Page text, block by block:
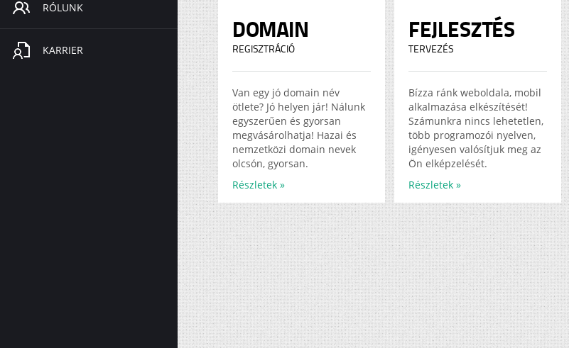
RÓLUNK
KARRIER
DOMAIN
REGISZTRÁCIÓ
Van egy jó domain név
ötlete? Jó helyen jár! Nálunk
egyszerűen és gyorsan
megvásárolhatja! Hazai és
nemzetközi domain nevek
olcsón, gyorsan.
Részletek »
FEJLESZTÉS
TERVEZÉS
Bízza ránk weboldala, mobil
alkalmazása elkészítését!
Számunkra nincs lehetetlen,
több programozói nyelven,
igényesen valósítjuk meg az
Ön elképzelését.
Részletek »